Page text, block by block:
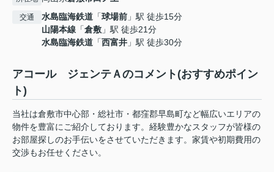
交通 水島臨海鉄道 「球場前 」駅 徒歩15分
山陽本線 「倉敷 」駅 徒歩21分
水島臨海鉄道 「西富井 」駅 徒歩30分
アコール ジェンテＡのコメント(おすすめポイン
ト)
当社は倉敷市中心部・総社市・都窪郡早島町など幅広いエリアの
物件を豊富にご紹介しております。経験豊かなスタッフが皆様の
お部屋探しのお手伝いをさせていただきます。家賃や初期費用の
交渉もお任せください。